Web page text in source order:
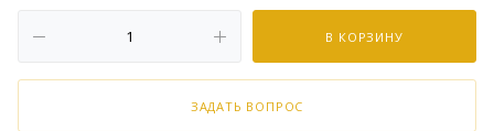
В КОРЗИНУ
ЗАДАТЬ ВОПРОС